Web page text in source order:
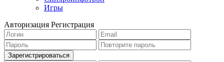
Игры
Авторизация Регистрация